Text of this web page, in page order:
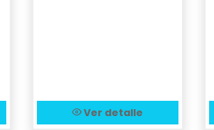
Ver detalle